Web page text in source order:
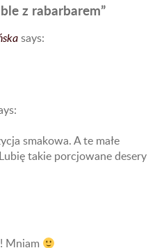
z rabarbarem”
says:
smakowa. A te małe
takie porcjowane desery
Mniam